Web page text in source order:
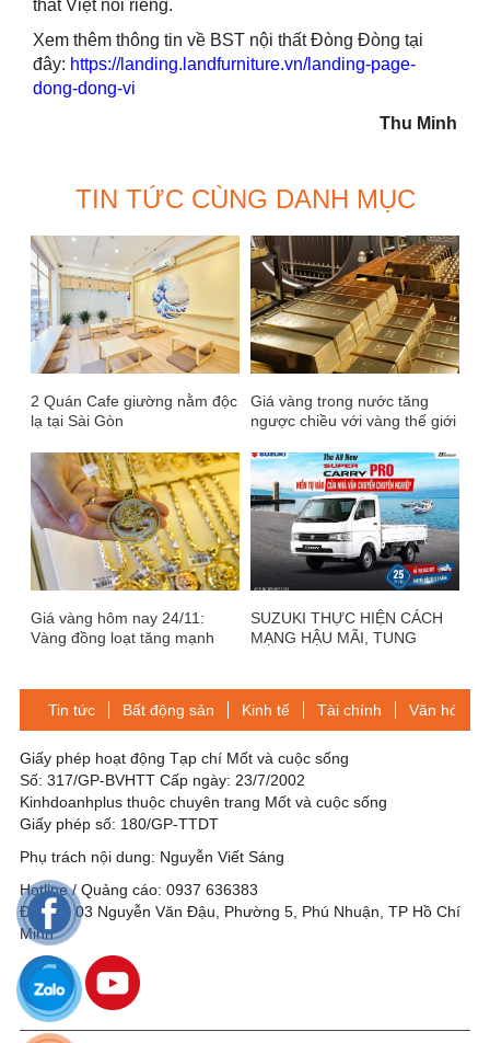
thất Việt nói riêng.
Xem thêm thông tin về BST nội thất Đòng Đòng tại
đây: https://landing.landfurniture.vn/landing-page-
dong-dong-vi
Thu Minh
TIN TỨC CÙNG DANH MỤC
2 Quán Cafe giường nằm độc
lạ tại Sài Gòn
Giá vàng trong nước tăng
ngược chiều với vàng thế giới
Giá vàng hôm nay 24/11:
Vàng đồng loạt tăng mạnh
SUZUKI THỰC HIỆN CÁCH
MẠNG HẬU MÃI, TUNG
Tin tức
Bất động sản Kinh tế Tài chính Văn hóa-
Giấy phép hoạt động Tạp chí Mốt và cuộc sống
Số: 317/GP-BVHTT Cấp ngày: 23/7/2002
Kinhdoanhplus thuộc chuyên trang Mốt và cuộc sống
Giấy phép số: 180/GP-TTDT
Phụ trách nội dung: Nguyễn Viết Sáng
Hotline / Quảng cáo: 0937 636383
Địa chỉ: 03 Nguyễn Văn Đậu, Phường 5, Phú Nhuận, TP Hồ Chí
Minh